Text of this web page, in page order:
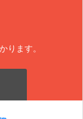
ります。